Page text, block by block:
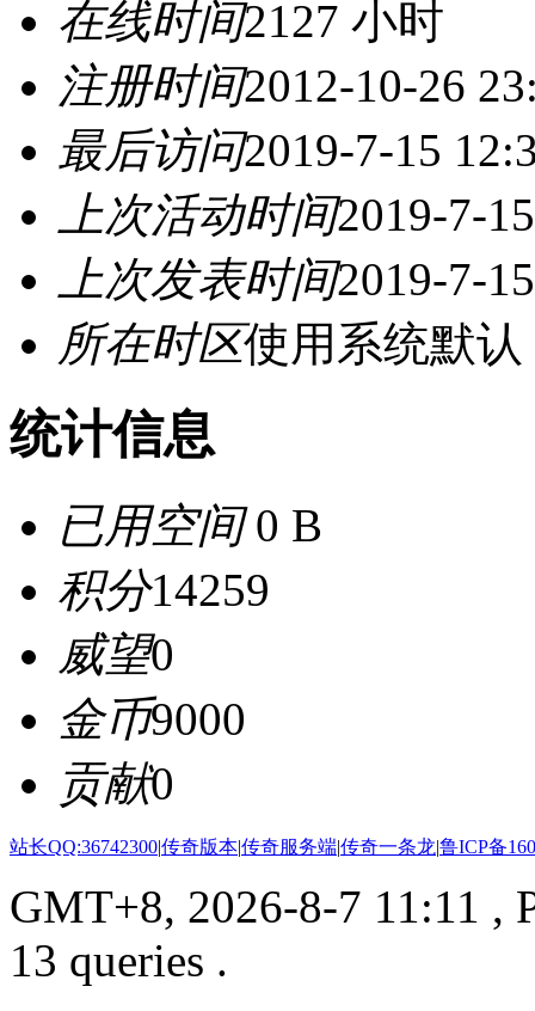
在线时间2127 小时
注册时间2012-10-26
最后访问2019-7-15
上次活动时间2019-7-
上次发表时间2019-7-
所在时区使用系统默认
统计信息
已用空间0 B
积分14259
威望0
金币9000
贡献0
站长QQ:36742300|传奇版本|传奇服务端|传奇一条龙|鲁ICP备
GMT+8, 2026-8-7 11:11 ,
13 queries .